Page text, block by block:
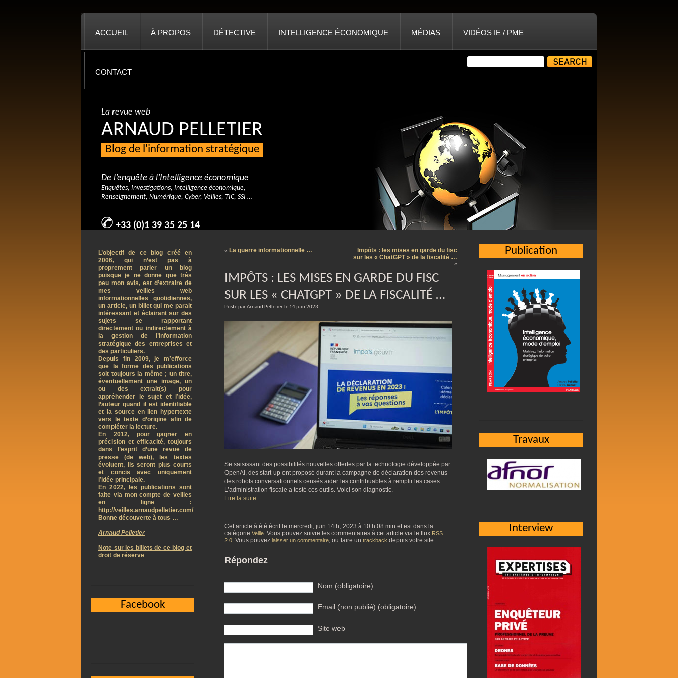
ACCUEIL À PROPOS DÉTECTIVE INTELLIGENCE ÉCONOMIQUE MÉDIAS VIDÉOS IE / PME
CONTACT
La revue web
ARNAUD PELLETIER
Blog de l'information stratégique
De l’enquête à l’Intelligence économique
Enquêtes, Investigations, Intelligence économique,
Renseignement, Numérique, Cyber, Veilles, TIC, SSI …
+33 (0)1 39 35 25 14
« La guerre informationnelle …
Impôts : les mises en garde du fisc
sur les « ChatGPT » de la fiscalité …
»
IMPÔTS : LES MISES EN GARDE DU FISC
SUR LES « CHATGPT » DE LA FISCALITÉ …
Posté par Arnaud Pelletier le 14 juin 2023
Se saisissant des possibilités nouvelles offertes par la technologie développée par
OpenAI, des start-up ont proposé durant la campagne de déclaration des revenus
des robots conversationnels censés aider les contribuables à remplir les cases.
L’administration fiscale a testé ces outils. Voici son diagnostic.
Lire la suite
Cet article à été écrit le mercredi, juin 14th, 2023 à 10 h 08 min et est dans la
catégorie Veille. Vous pouvez suivre les commentaires à cet article via le flux RSS
2.0. Vous pouvez laisser un commentaire, ou faire un trackback depuis votre site.
Répondez
Nom (obligatoire)
Email (non publié) (obligatoire)
Site web
Publication
Travaux
Interview
L’objectif de ce blog créé en
2006, qui n’est pas à
proprement parler un blog
puisque je ne donne que très
peu mon avis, est d’extraire de
mes veilles web
informationnelles quotidiennes,
un article, un billet qui me parait
intéressant et éclairant sur des
sujets se rapportant
directement ou indirectement à
la gestion de l’information
stratégique des entreprises et
des particuliers.
Depuis fin 2009, je m’efforce
que la forme des publications
soit toujours la même ; un titre,
éventuellement une image, un
ou des extrait(s) pour
appréhender le sujet et l’idée,
l’auteur quand il est identifiable
et la source en lien hypertexte
vers le texte d’origine afin de
compléter la lecture.
En 2012, pour gagner en
précision et efficacité, toujours
dans l’esprit d’une revue de
presse (de web), les textes
évoluent, ils seront plus courts
et concis avec uniquement
l’idée principale.
En 2022, les publications sont
faite via mon compte de veilles
en ligne :
http://veilles.arnaudpelletier.com/
Bonne découverte à tous …
Arnaud Pelletier
Note sur les billets de ce blog et
droit de réserve
Facebook